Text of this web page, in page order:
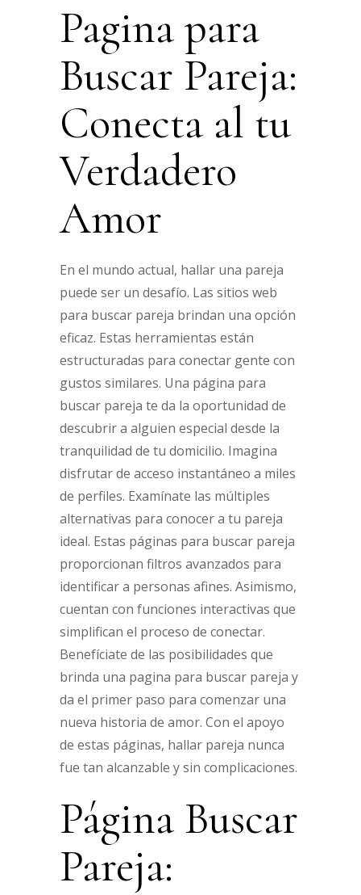
Pagina para
Buscar Pareja:
Conecta al tu
Verdadero
Amor
En el mundo actual, hallar una pareja
puede ser un desafío. Las sitios web
para buscar pareja brindan una opción
eficaz. Estas herramientas están
estructuradas para conectar gente con
gustos similares. Una página para
buscar pareja te da la oportunidad de
descubrir a alguien especial desde la
tranquilidad de tu domicilio. Imagina
disfrutar de acceso instantáneo a miles
de perfiles. Examínate las múltiples
alternativas para conocer a tu pareja
ideal. Estas páginas para buscar pareja
proporcionan filtros avanzados para
identificar a personas afines. Asimismo,
cuentan con funciones interactivas que
simplifican el proceso de conectar.
Benefíciate de las posibilidades que
brinda una pagina para buscar pareja y
da el primer paso para comenzar una
nueva historia de amor. Con el apoyo
de estas páginas, hallar pareja nunca
fue tan alcanzable y sin complicaciones.
Página Buscar
Pareja: